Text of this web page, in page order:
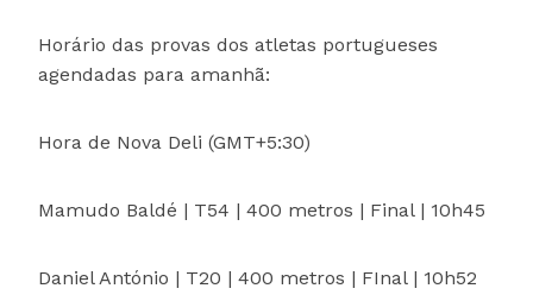
Horário das provas dos atletas portugueses
agendadas para amanhã:
Hora de Nova Deli (GMT+5:30)
Mamudo Baldé | T54 | 400 metros | Final | 10h45
Daniel António | T20 | 400 metros | FInal | 10h52